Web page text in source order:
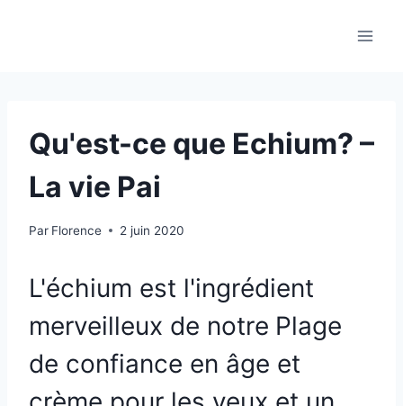
Qu'est-ce que Echium? –
La vie Pai
Par Florence 2 juin 2020
L'échium est l'ingrédient
merveilleux de notre Plage
de confiance en âge et